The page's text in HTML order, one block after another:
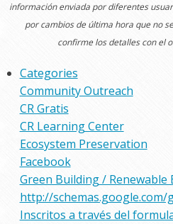
información enviada por diferentes
por cambios de última hora que no
confirme los detalles con el
Categories
Community Outreach
CR Gratis
CR Learning Center
Ecosystem Preservation
Facebook
Green Building / Renewable
http://
Inscritos a través del